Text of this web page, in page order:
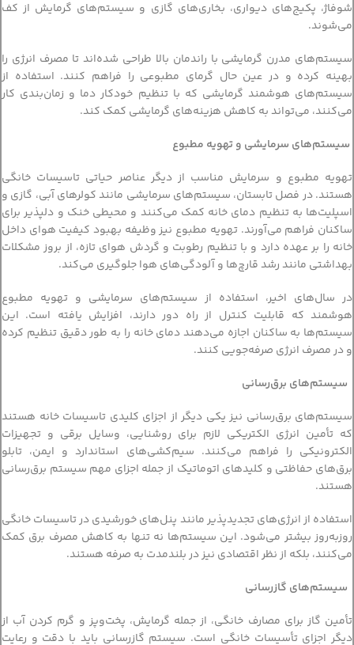
شوفاژ، پکیج‌های دیواری، بخاری‌های گازی و سیستم‌های گرمایش از کف
می‌شوند.
سیستم‌های مدرن گرمایشی با راندمان بالا طراحی شده‌اند تا مصرف انرژی را
بهینه کرده و در عین حال گرمای مطبوعی را فراهم کنند. استفاده از
سیستم‌های هوشمند گرمایشی که با تنظیم خودکار دما و زمان‌بندی کار
می‌کنند، می‌تواند به کاهش هزینه‌های گرمایشی کمک کند.
سیستم‌های سرمایشی و تهویه مطبوع
تهویه مطبوع و سرمایش مناسب از دیگر عناصر حیاتی تاسیسات خانگی
هستند. در فصل تابستان، سیستم‌های سرمایشی مانند کولرهای آبی، گازی و
اسپلیت‌ها به تنظیم دمای خانه کمک می‌کنند و محیطی خنک و دلپذیر برای
ساکنان فراهم می‌آورند. تهویه مطبوع نیز وظیفه بهبود کیفیت هوای داخل
خانه را بر عهده دارد و با تنظیم رطوبت و گردش هوای تازه، از بروز مشکلات
بهداشتی مانند رشد قارچ‌ها و آلودگی‌های هوا جلوگیری می‌کند.
در سال‌های اخیر، استفاده از سیستم‌های سرمایشی و تهویه مطبوع
هوشمند که قابلیت کنترل از راه دور دارند، افزایش یافته است. این
سیستم‌ها به ساکنان اجازه می‌دهند دمای خانه را به طور دقیق تنظیم کرده
و در مصرف انرژی صرفه‌جویی کنند.
سیستم‌های برق‌رسانی
سیستم‌های برق‌رسانی نیز یکی دیگر از اجزای کلیدی تاسیسات خانه هستند
که تأمین انرژی الکتریکی لازم برای روشنایی، وسایل برقی و تجهیزات
الکترونیکی را فراهم می‌کنند. سیم‌کشی‌های استاندارد و ایمن، تابلو
برق‌های حفاظتی و کلیدهای اتوماتیک از جمله اجزای مهم سیستم برق‌رسانی
هستند.
استفاده از انرژی‌های تجدیدپذیر مانند پنل‌های خورشیدی در تاسیسات خانگی
روزبه‌روز بیشتر می‌شود. این سیستم‌ها نه تنها به کاهش مصرف برق کمک
می‌کنند، بلکه از نظر اقتصادی نیز در بلندمدت به صرفه هستند.
سیستم‌های گازرسانی
تأمین گاز برای مصارف خانگی، از جمله گرمایش، پخت‌وپز و گرم کردن آب از
دیگر اجزای تأسیسات خانگی است. سیستم گازرسانی باید با دقت و رعایت